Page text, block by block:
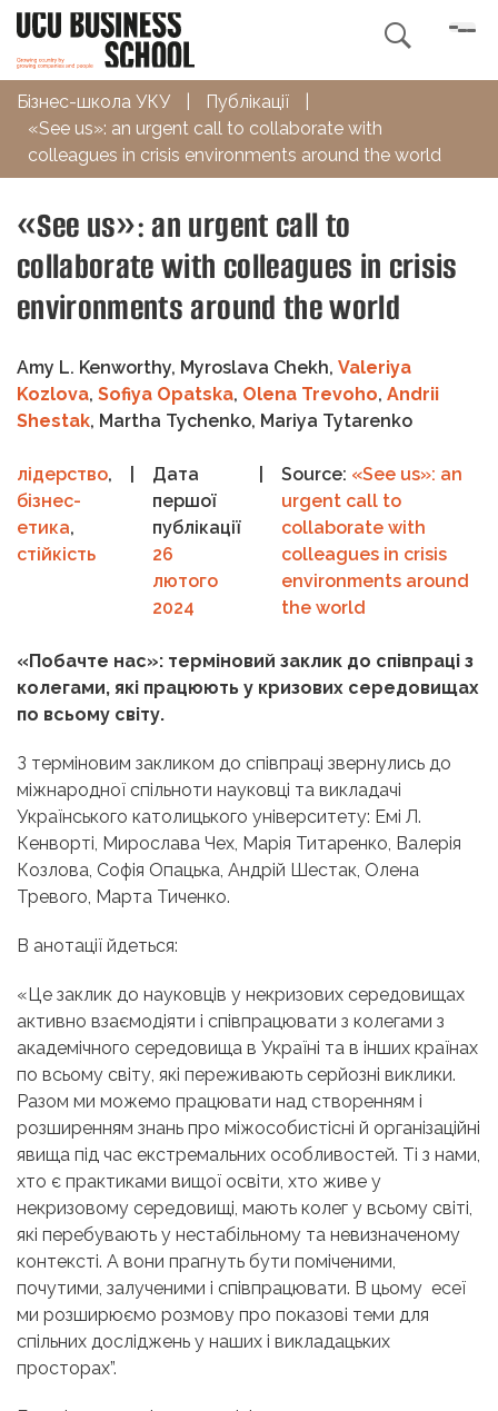

Бізнес-школа УКУ Публікації
«See us»: an urgent call to collaborate with
colleagues in crisis environments around the world
«See us»: an urgent call to
collaborate with colleagues in crisis
environments around the world
Amy L. Kenworthy, Myroslava Chekh, Valeriya
Kozlova, Sofiya Opatska, Olena Trevoho, Andrii
Shestak, Martha Tychenko, Mariya Tytarenko
лідерство,
бізнес-
етика,
стійкість
Дата
першої
публікації
26
лютого
2024
Source: «See us»: an
urgent call to
collaborate with
colleagues in crisis
environments around
the world
«Побачте нас»: терміновий заклик до співпраці з
колегами, які працюють у кризових середовищах
по всьому світу.
З терміновим закликом до співпраці звернулись до
міжнародної спільноти науковці та викладачі
Українського католицького університету: Емі Л.
Кенворті, Мирослава Чех, Марія Титаренко, Валерія
Козлова, Софія Опацька, Андрій Шестак, Олена
Тревого, Марта Тиченко.
В анотації йдеться:
«Це заклик до науковців у некризових середовищах
активно взаємодіяти і співпрацювати з колегами з
академічного середовища в Україні та в інших країнах
по всьому світу, які переживають серйозні виклики.
Разом ми можемо працювати над створенням і
розширенням знань про міжособистісні й організаційні
явища під час екстремальних особливостей. Ті з нами,
хто є практиками вищої освіти, хто живе у
некризовому середовищі, мають колег у всьому світі,
які перебувають у нестабільному та невизначеному
контексті. А вони прагнуть бути поміченими,
почутими, залученими і співпрацювати. В цьому есеї
ми розширюємо розмову про показові теми для
спільних досліджень у наших і викладацьких
просторах”.